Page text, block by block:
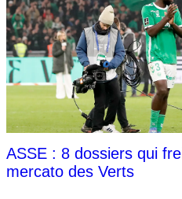
ASSE : 8 dossiers qui
mercato des Verts